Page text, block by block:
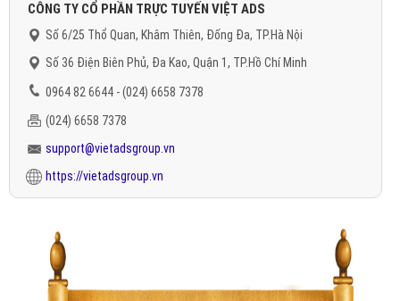
CÔNG TY CỔ PHẦN TRỰC TUYẾN VIỆT ADS
Số 6/25 Thổ Quan, Khâm Thiên, Đống Đa, TP.Hà Nội
Số 36 Điện Biên Phủ, Đa Kao, Quận 1, TP.Hồ Chí Minh
0964 82 6644 - (024) 6658 7378
(024) 6658 7378
support@vietadsgroup.vn
https://vietadsgroup.vn